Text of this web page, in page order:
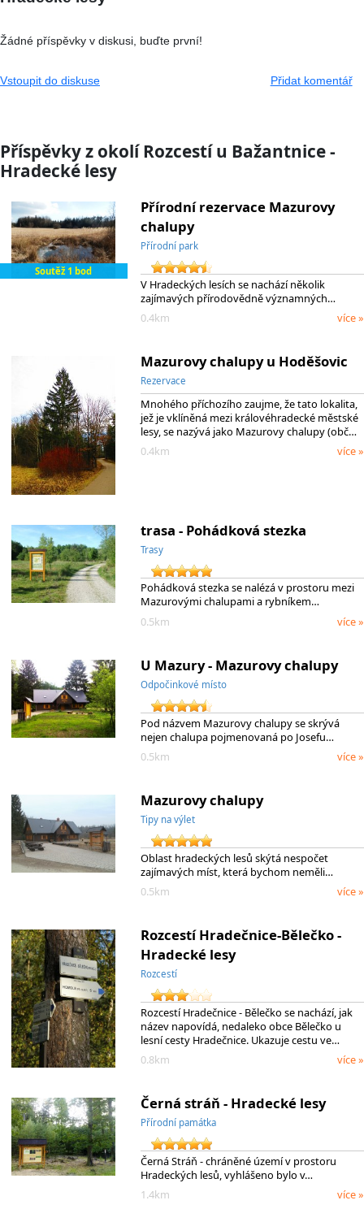
Žádné příspěvky v diskusi, buďte první!
Vstoupit do diskuse Přidat komentář
Příspěvky z okolí Rozcestí u Bažantnice -
Hradecké lesy
Soutěž 1 bod
Přírodní rezervace Mazurovy
chalupy
Přírodní park
V Hradeckých lesích se nachází několik
zajímavých přírodovědně významných…
0.4km
více »
Mazurovy chalupy u Hoděšovic
Rezervace
Mnohého příchozího zaujme, že tato lokalita,
jež je vklíněná mezi královéhradecké městské
lesy, se nazývá jako Mazurovy chalupy (obč…
0.4km
více »
trasa - Pohádková stezka
Trasy
Pohádková stezka se nalézá v prostoru mezi
Mazurovými chalupami a rybníkem…
0.5km
více »
U Mazury - Mazurovy chalupy
Odpočinkové místo
Pod názvem Mazurovy chalupy se skrývá
nejen chalupa pojmenovaná po Josefu…
0.5km
více »
Mazurovy chalupy
Tipy na výlet
Oblast hradeckých lesů skýtá nespočet
zajímavých míst, která bychom neměli…
0.5km
více »
Rozcestí Hradečnice-Bělečko -
Hradecké lesy
Rozcestí
Rozcestí Hradečnice - Bělečko se nachází, jak
název napovídá, nedaleko obce Bělečko u
lesní cesty Hradečnice. Ukazuje cestu ve…
0.8km
více »
Černá stráň - Hradecké lesy
Přírodní památka
Černá Stráň - chráněné území v prostoru
Hradeckých lesů, vyhlášeno bylo v…
1.4km
více »